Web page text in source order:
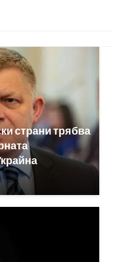
страни трябва